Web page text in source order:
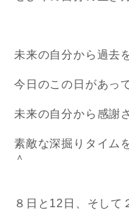
未来の自分から過去
今日のこの日があっ
未来の自分から感謝
素敵な深掘りタイム
＾
８日と12日、そして